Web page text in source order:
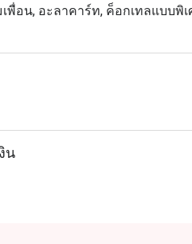
พื่อน, อะลาคาร์ท, ค็อกเทลแบบพิ
น